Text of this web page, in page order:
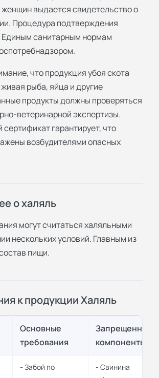
выдается свидетельство о
Процедура подтверждения
Единым санитарным нормам
что продукция убоя скота
рыба, яйца и другие
продукты должны проверяться
ветеринарной экспертизы.
гарантирует, что
возбудителями опасных
о халяль
могут считаться халяльными
нескольких условий. Главным из
пищи.
к продукции Халяль
Основные
требования
Запрещенные
компоненты
- Забой по
- Свинина